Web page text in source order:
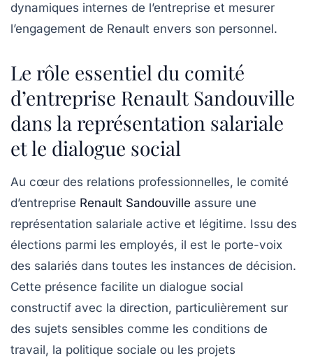
dynamiques internes de l’entreprise et mesurer
l’engagement de Renault envers son personnel.
Le rôle essentiel du comité
d’entreprise Renault Sandouville
dans la représentation salariale
et le dialogue social
Au cœur des relations professionnelles, le comité
d’entreprise Renault Sandouville assure une
représentation salariale active et légitime. Issu des
élections parmi les employés, il est le porte-voix
des salariés dans toutes les instances de décision.
Cette présence facilite un dialogue social
constructif avec la direction, particulièrement sur
des sujets sensibles comme les conditions de
travail, la politique sociale ou les projets